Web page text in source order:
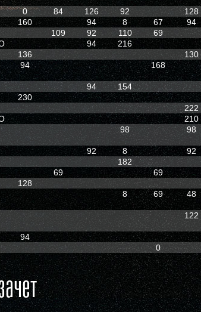
0 84 126 92 128
160 94 8 67 94
109 92 110 69
94 216
136 130
94 168
94 154
230
222
210
98 98
92 8 92
182
69 69
128
8 69 48
122
94
0